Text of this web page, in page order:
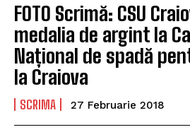
FOTO Scrimă: CSU
medalia de argint la
Național de spadă
la Craiova
SCRIMA 27 Februarie 2018